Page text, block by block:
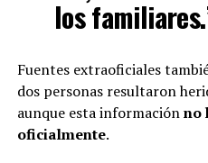
los
Fuentes extraoficiales
dos personas resultaron
aunque esta informaciónno
oficialmente.